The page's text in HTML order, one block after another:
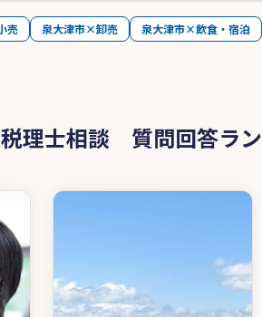
売 泉大津市×卸売 泉大津市×飲食・宿泊
理士相談 質問回答ラン